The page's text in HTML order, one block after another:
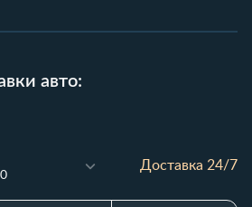
авто:
Доставка 24/7